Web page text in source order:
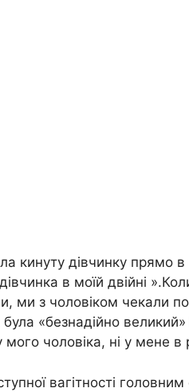
кинуту дівчинку прямо
в моїй двійні
ми з чоловіком чекали
«безнадійно
мого чоловіка, ні у мене
вагітності